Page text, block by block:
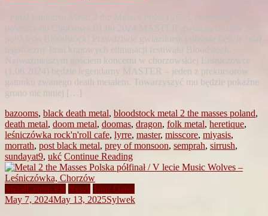
Finał konkursu Metal 2 the Masses Polska 2024, ponownie
powraca do Chorzowa 01.06.2024 MASTER gwiazdą finałów
polskiego Bloodstock! Prawdziwie gwiazdorską obsadę będzie miał
tegoroczny finał krajowych eliminacji festiwalu Bloodstock.
Najważniejszym gościem koncertu w chorzowskiej Leśniczówce
(1.06.2024) będzie legendarny MASTER – jeden z prekursorów
gatunku zwanego death metalem. Towarzyszyć mu będzie pokaźne
grono nie mniej […]
bazooms, black death metal, bloodstock metal 2 the masses poland,
death metal, doom metal, doomas, dragon, folk metal, heretique,
leśniczówka rock'n'roll cafe, lyrre, master, misscore, miyasis,
morrath, post black metal, prey of monsoon, semprah, sirrush,
sundayat9, ukć Continue Reading
MetalCentre PR News Tour Dates
May 7, 2024May 13, 2025Sylwek